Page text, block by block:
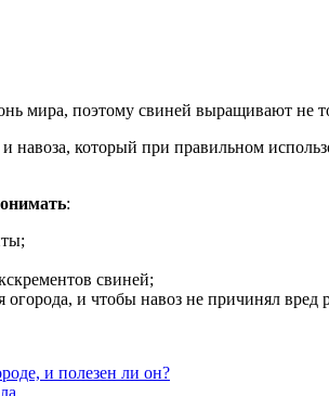
мира, поэтому свиней выращивают не
и навоза, который при правильном
:
свиней;
огорода, и чтобы навоз не причинял вред
и полезен ли он?